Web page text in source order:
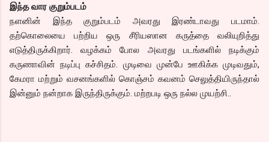
இந்த வார குறும்படம்
நளனின் இந்த குறும்படம் அவரது இரண்டாவது படமாம்.
தற்கொலையை பற்றிய ஒரு சீரியஸான கருத்தை வலியுறித்து
எடுத்திருக்கிறார். வழக்கம் போல அவரது படங்களில் நடிக்கும்
கருணாவின் நடிப்பு கச்சிதம். முடிவை முன்பே ஊகிக்க முடிவதும்,
கேமரா மற்றும் வசனங்களில் கொஞ்சம் கவனம் செலுத்தியிருந்தால்
இன்னும் நன்றாக இருந்திருக்கும். மற்றபடி ஒரு நல்ல முயற்சி..